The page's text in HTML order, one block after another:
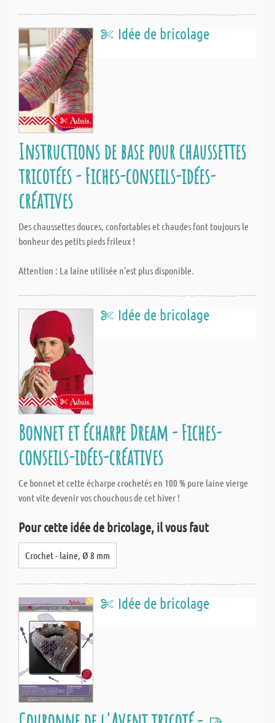
Idée de bricolage
Instructions de base pour chaussettes
tricotées - Fiches-conseils-idées-
créatives
Des chaussettes douces, confortables et chaudes font toujours le
bonheur des petits pieds frileux !
Attention : La laine utilisée n'est plus disponible.
Idée de bricolage
Bonnet et écharpe Dream - Fiches-
conseils-idées-créatives
Ce bonnet et cette écharpe crochetés en 100 % pure laine vierge
vont vite devenir vos chouchous de cet hiver !
Pour cette idée de bricolage, il vous faut
Crochet - laine, Ø 8 mm
Idée de bricolage